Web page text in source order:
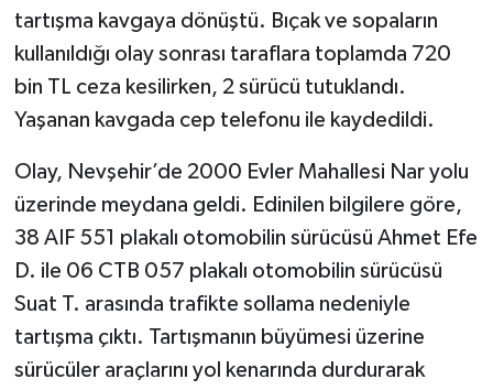
tartışma kavgaya dönüştü. Bıçak ve sopaların
kullanıldığı olay sonrası taraflara toplamda 720
bin TL ceza kesilirken, 2 sürücü tutuklandı.
Yaşanan kavgada cep telefonu ile kaydedildi.
Olay, Nevşehir’de 2000 Evler Mahallesi Nar yolu
üzerinde meydana geldi. Edinilen bilgilere göre,
38 AIF 551 plakalı otomobilin sürücüsü Ahmet Efe
D. ile 06 CTB 057 plakalı otomobilin sürücüsü
Suat T. arasında trafikte sollama nedeniyle
tartışma çıktı. Tartışmanın büyümesi üzerine
sürücüler araçlarını yol kenarında durdurarak